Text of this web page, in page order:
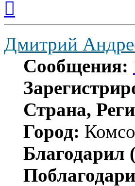
началу
Дмитрий
Сообщения:
Страна,
Город:
Благодарил